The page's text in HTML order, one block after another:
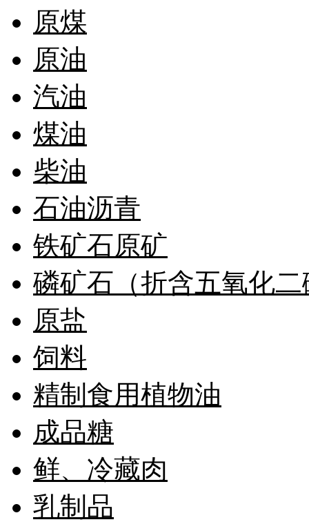
原煤
原油
汽油
煤油
柴油
石油沥青
铁矿石原矿
磷矿石（折含五氧化二
原盐
饲料
精制食用植物油
成品糖
鲜、冷藏肉
乳制品